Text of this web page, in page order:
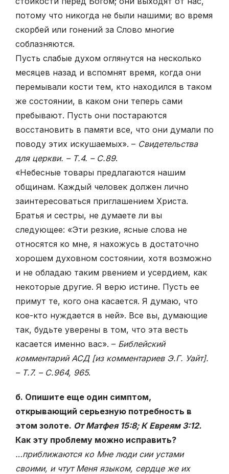
потому что никогда не были нашими; во время
скорбей или гонений за Слово многие
соблазняются.
Пусть слабые духом оглянутся на несколько
месяцев назад и вспомнят время, когда они
перемывали кости тем, кто находился в таком
же состоянии, в каком они теперь сами
пребывают. Пусть они постараются
восстановить в памяти все, что они думали по
поводу этих искушаемых». – Свидетельства
для церкви. – Т.4. – С.89.
«Небесные товары предлагаются нашим
общинам. Каждый человек должен лично
заинтересоваться приглашением Христа.
Братья и сестры, не думаете ли вы
следующее: «Эти резкие, ясные слова не
относятся ко мне, я нахожусь в достаточно
хорошем духовном состоянии, хотя возможно
и не обладаю таким рвением и усердием, как
некоторые другие. Я верю истине. Пусть ее
примут те, кого она касается. Я думаю, что
кое-кто нуждается в ней». Все вы, думающие
так, будьте уверены в том, что эта весть
касается именно вас». – Библейский
комментарий АСД [из комментариев Э.Г. Уайт].
– Т.7. – С.964, 965.
б. Опишите еще один симптом,
открывающий серьезную потребность в
этом золоте. От Матфея 15:8; К Евреям 3:12.
Как эту проблему можно исправить?
…приближаются ко Мне люди сии устами
своими, и чтут Меня языком, сердце же их